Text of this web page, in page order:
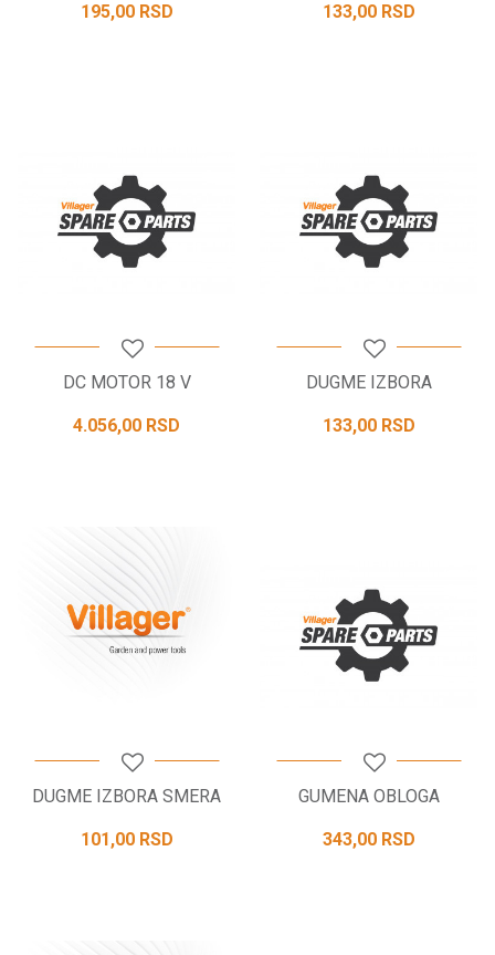
195,00 RSD 133,00 RSD
DC MOTOR 18 V
4.056,00 RSD
DUGME IZBORA
133,00 RSD
DUGME IZBORA SMERA
101,00 RSD
GUMENA OBLOGA
343,00 RSD